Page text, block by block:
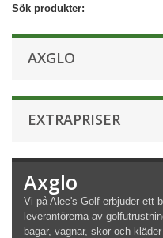
Sök produkter:
AXGLO
EXTRAPRISER
Axglo
Vi på Alec's Golf erbjuder ett
leverantörerna av
bagar, vagnar, skor och